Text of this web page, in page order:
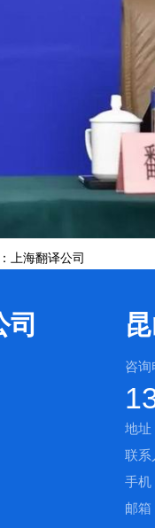
上海翻译公司
咨询
地址
联
手机
邮箱